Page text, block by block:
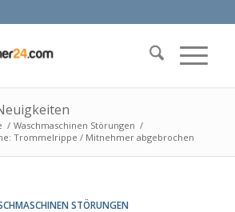
/ Waschmaschinen Störungen /
Trommelrippe / Mitnehmer abgebrochen
STÖRUNGEN